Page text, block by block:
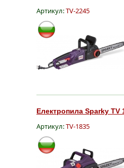
Артикул:TV-2245
Електропила Sparky TV
Артикул:TV-1835